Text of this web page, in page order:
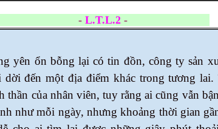
- L.T.L.2 -
ổn bỗng lại có tin đồn, công ty sản
dời đến một địa điểm khác trong tương
thần của nhân viên, tuy rằng ai cũng vẫn
như mỗi ngày, nhưng khoảng thời gian